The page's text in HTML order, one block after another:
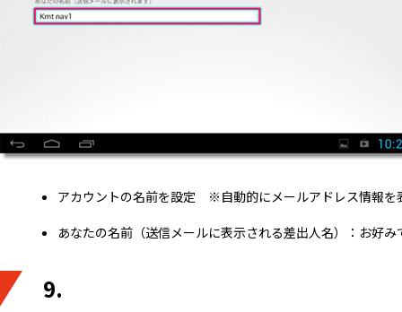
アカウントの名前を設定 ※自動的にメールアドレス情報を
あなたの名前（送信メールに表示される差出人名）：お好み
9.